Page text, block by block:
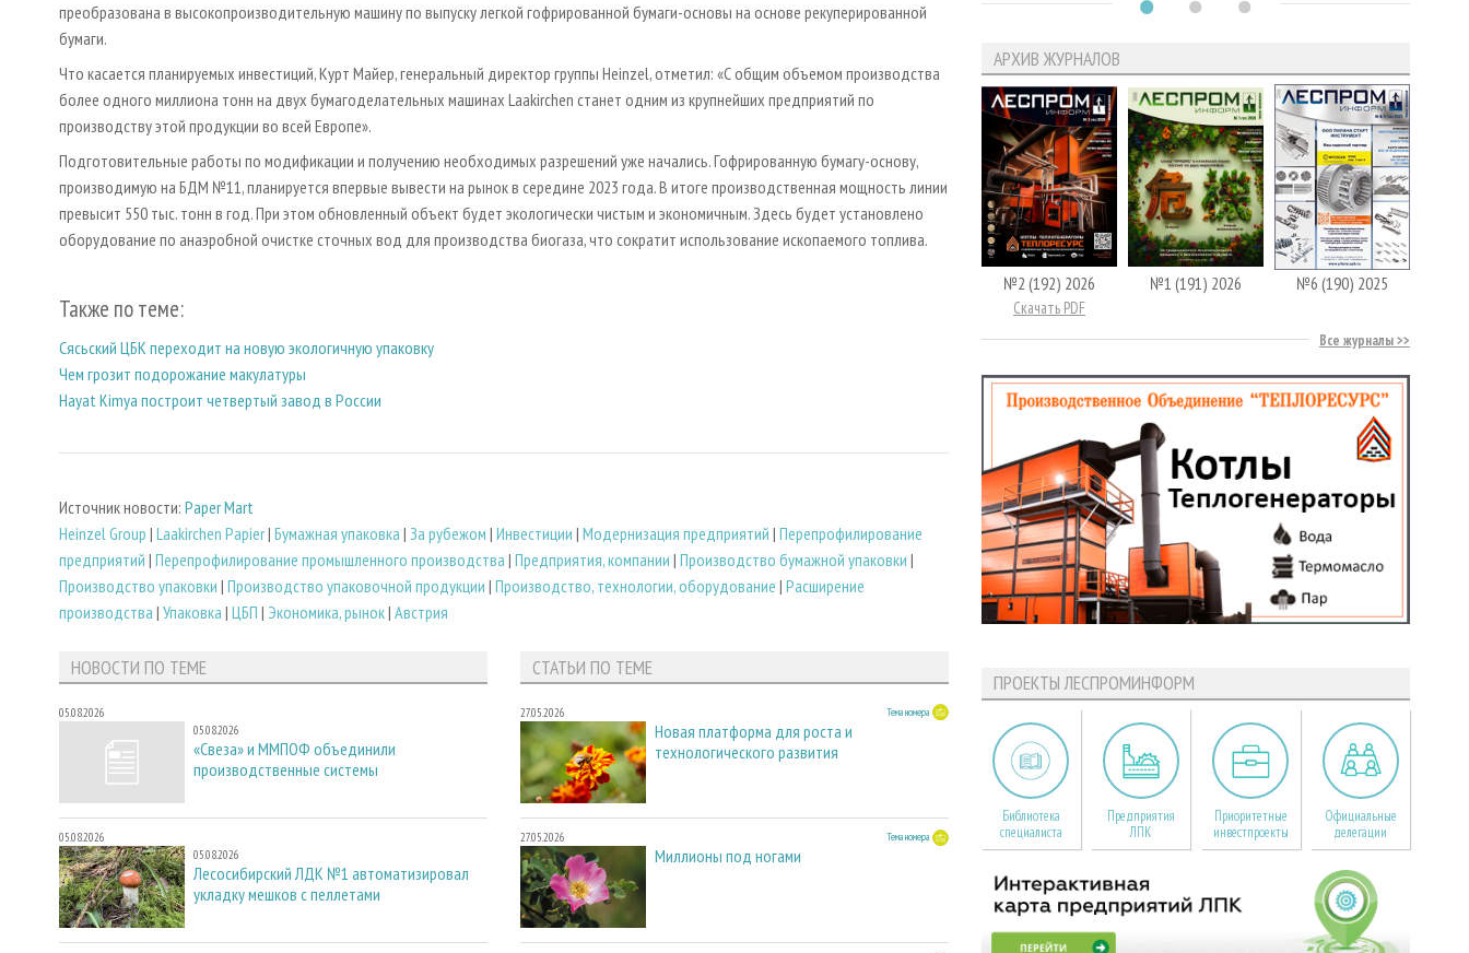
преобразована в высокопроизводительную машину по выпуску легкой гофрированной бумаги-основы на основе рекуперированной
бумаги.
Что касается планируемых инвестиций, Курт Майер, генеральный директор группы Heinzel, отметил: «С общим объемом производства
более одного миллиона тонн на двух бумагоделательных машинах Laakirchen станет одним из крупнейших предприятий по
производству этой продукции во всей Европе».
Подготовительные работы по модификации и получению необходимых разрешений уже начались. Гофрированную бумагу-основу,
производимую на БДМ №11, планируется впервые вывести на рынок в середине 2023 года. В итоге производственная мощность линии
превысит 550 тыс. тонн в год. При этом обновленный объект будет экологически чистым и экономичным. Здесь будет установлено
оборудование по анаэробной очистке сточных вод для производства биогаза, что сократит использование ископаемого топлива.
Также по теме:
Сясьский ЦБК переходит на новую экологичную упаковку
Чем грозит подорожание макулатуры
Hayat Kimya построит четвертый завод в России
Источник новости: Paper Mart
Heinzel Group | Laakirchen Papier| Бумажная упаковка | За рубежом | Инвестиции | Модернизация предприятий | Перепрофилирование
предприятий | Перепрофилирование промышленного производства | Предприятия, компании | Производство бумажной упаковки |
Производство упаковки | Производство упаковочной продукции | Производство, технологии, оборудование | Расширение
производства | Упаковка | ЦБП | Экономика, рынок| Австрия
НОВОСТИ ПО ТЕМЕ
05.08.2026
05.08.2026
«Свеза» и ММПОФ объединили
производственные системы
05.08.2026
05.08.2026
Лесосибирский ЛДК №1 автоматизировал
укладку мешков с пеллетами
СТАТЬИ ПО ТЕМЕ
27.05.2026 Тема номера
Новая платформа для роста и
технологического развития
27.05.2026 Тема номера
Миллионы под ногами
АРХИВ ЖУРНАЛОВ
№2 (192) 2026
Скачать PDF
№1 (191) 2026 №6 (190) 2025
Все журналы
ПРОЕКТЫ ЛЕСПРОМИНФОРМ
Библиотека
специалиста
Предприятия
ЛПК
Приоритетные
инвестпроекты
Официальные
делегации